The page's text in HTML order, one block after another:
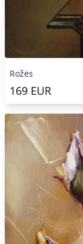
Rožės
169 EUR